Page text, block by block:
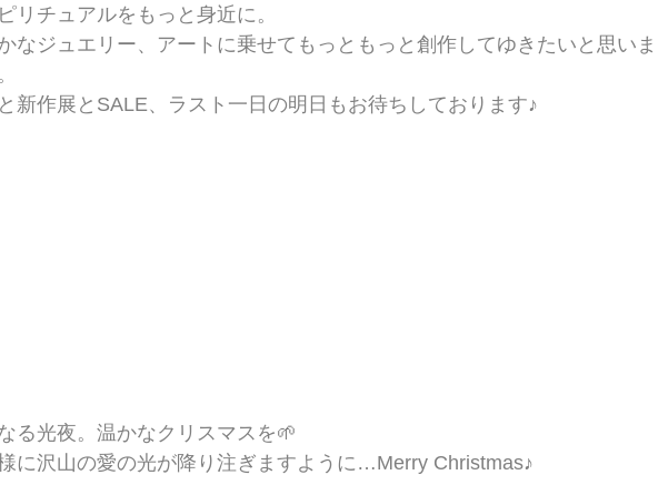
リチュアルをもっと身近に。
なジュエリー、アートに乗せてもっともっと創作してゆきたいと思いま
新作展とSALE、ラスト一日の明日もお待ちしております♪
る光夜。温かなクリスマスを🌱
に沢山の愛の光が降り注ぎますように…Merry Christmas♪